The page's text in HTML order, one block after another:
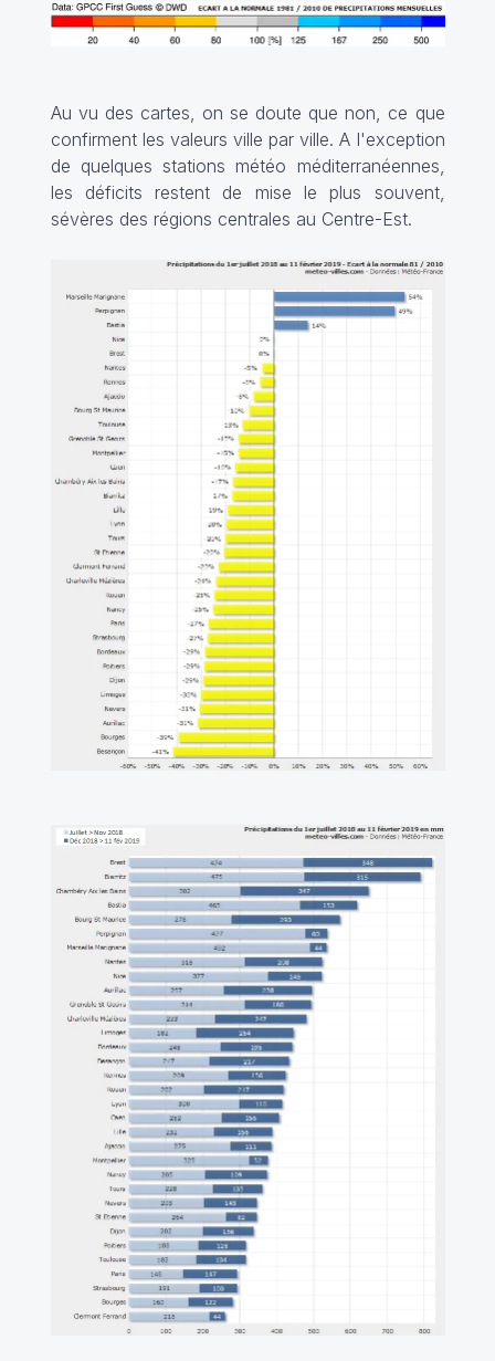
Au vu des cartes, on se doute que non, ce que
confirment les valeurs ville par ville. A l'exception
de quelques stations météo méditerranéennes,
les déficits restent de mise le plus souvent,
sévères des régions centrales au Centre-Est.